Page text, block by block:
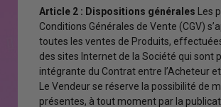
Article 2 : Dispositions générales Les
Conditions Générales de Vente (CGV)
toutes les ventes de Produits,
des sites Internet de la Société qui sont
intégrante du Contrat entre l’Acheteur
Le Vendeur se réserve la possibilité de
présentes, à tout moment par la